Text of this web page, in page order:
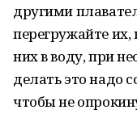
другими
перегружайте их,
них в воду, при
делать это надо
чтобы не